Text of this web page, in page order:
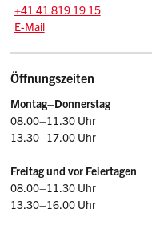
Tel.:
+41 41 819 19 15
E-Mail: bid
E-Mail
Öffnungszeiten
Montag–Donnerstag
08.00–11.30 Uhr
13.30–17.00 Uhr
Freitag und vor Feiertagen
08.00–11.30 Uhr
13.30–16.00 Uhr